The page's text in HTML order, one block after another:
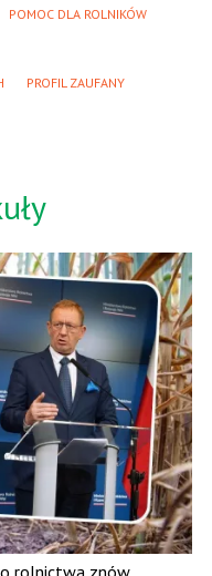
POMOC DLA ROLNIKÓW
PROFIL ZAUFANY
rolnictwa znów